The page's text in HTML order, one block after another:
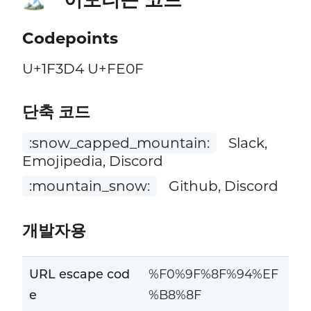
Codepoints
U+1F3D4 U+FE0F
단축 코드
:snow_capped_mountain:
Slack,
Emojipedia, Discord
:mountain_snow:
Github, Discord
개발자용
URL escape cod
e
%F0%9F%8F%94%EF
%B8%8F